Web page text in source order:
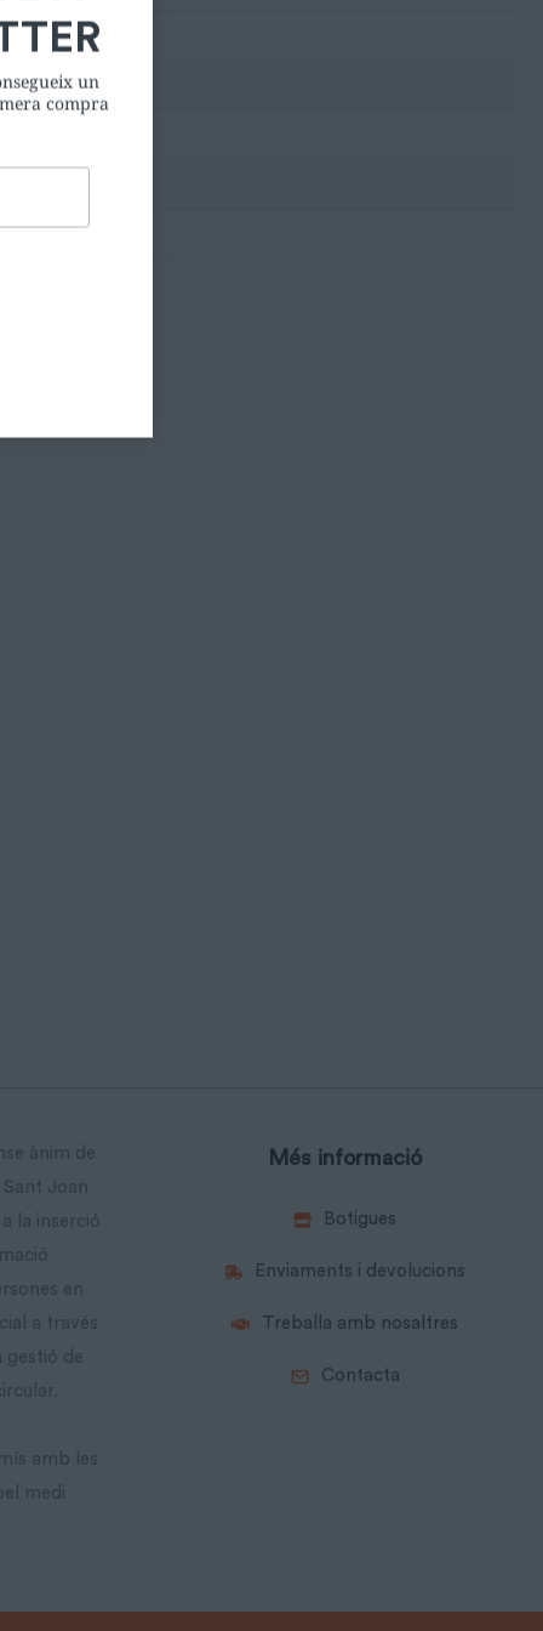
ànim de
Sant Joan
la inserció
en
a través
gestió de
amb les
medi
Més informació
Botigues
Enviaments i devolucions
Treballa amb nosaltres
Contacta
compra